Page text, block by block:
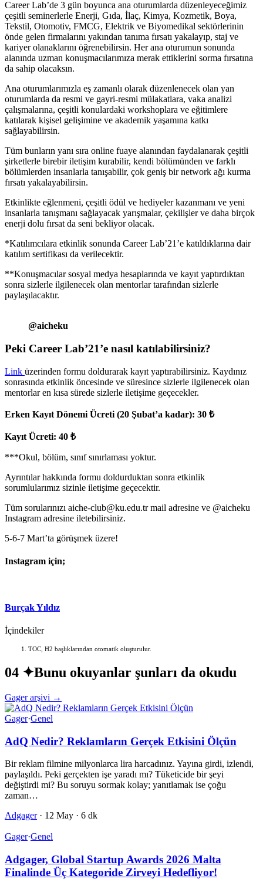
Career Lab’de 3 gün boyunca ana oturumlarda düzenleyeceğimiz
çeşitli seminerlerle Enerji, Gıda, İlaç, Kimya, Kozmetik, Boya,
Tekstil, Otomotiv, FMCG, Elektrik ve Biyomedikal sektörlerinin
önde gelen firmalarını yakından tanıma fırsatı yakalayıp, staj ve
kariyer olanaklarını öğrenebilirsin. Her ana oturumun sonunda
alanında uzman konuşmacılarımıza merak ettiklerini sorma fırsatına
da sahip olacaksın.
Ana oturumlarımızla eş zamanlı olarak düzenlenecek olan yan
oturumlarda da resmi ve gayri-resmi mülakatlara, vaka analizi
çalışmalarına, çeşitli konulardaki workshoplara ve eğitimlere
katılarak kişisel gelişimine ve akademik yaşamına katkı
sağlayabilirsin.
Tüm bunların yanı sıra online fuaye alanından faydalanarak çeşitli
şirketlerle birebir iletişim kurabilir, kendi bölümünden ve farklı
bölümlerden insanlarla tanışabilir, çok geniş bir network ağı kurma
fırsatı yakalayabilirsin.
Etkinlikte eğlenmeni, çeşitli ödül ve hediyeler kazanmanı ve yeni
insanlarla tanışmanı sağlayacak yarışmalar, çekilişler ve daha birçok
enerji dolu fırsat da seni bekliyor olacak.
*Katılımcılara etkinlik sonunda Career Lab’21’e katıldıklarına dair
katılım sertifikası da verilecektir.
**Konuşmacılar sosyal medya hesaplarında ve kayıt yaptırdıktan
sonra sizlerle ilgilenecek olan mentorlar tarafından sizlerle
paylaşılacaktır.
@aicheku
Peki Career Lab’21’e nasıl katılabilirsiniz?
Link üzerinden formu doldurarak kayıt yaptırabilirsiniz. Kaydınız
sonrasında etkinlik öncesinde ve süresince sizlerle ilgilenecek olan
mentorlar en kısa sürede sizlerle iletişime geçecekler.
Erken Kayıt Dönemi Ücreti (20 Şubat’a kadar): 30 ₺
Kayıt Ücreti: 40 ₺
***Okul, bölüm, sınıf sınırlaması yoktur.
Ayrıntılar hakkında formu doldurduktan sonra etkinlik
sorumlularımız sizinle iletişime geçecektir.
Tüm sorularınızı aiche-club@ku.edu.tr mail adresine ve @aicheku
Instagram adresine iletebilirsiniz.
5-6-7 Mart’ta görüşmek üzere!
Instagram için;
Burçak Yıldız
İçindekiler
TOC, H2 başlıklarından otomatik oluşturulur.
04 ✦Bunu okuyanlar şunları da okudu
Gager arşivi →
Gager·Genel
AdQ Nedir? Reklamların Gerçek Etkisini Ölçün
Bir reklam filmine milyonlarca lira harcadınız. Yayına girdi, izlendi,
paylaşıldı. Peki gerçekten işe yaradı mı? Tüketicide bir şeyi
değiştirdi mi? Bu soruyu sormak kolay; yanıtlamak ise çoğu
zaman…
Adgager · 12 May · 6 dk
Gager·Genel
Adgager, Global Startup Awards 2026 Malta
Finalinde Üç Kategoride Zirveyi Hedefliyor!